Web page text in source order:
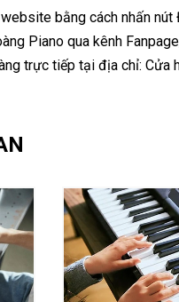
bằng cách nhấn nút
Piano qua kênh
trực tiếp tại địa chỉ: Cửa